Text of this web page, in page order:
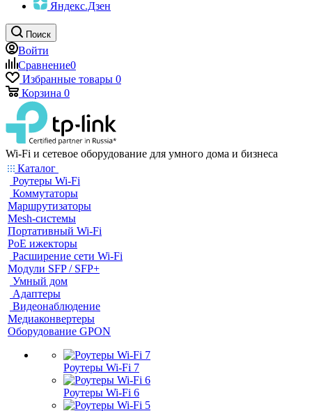
Яндекс.Дзен
Поиск
Войти
Сравнение0
Избранные товары 0
Корзина 0
Wi-Fi и сетевое оборудование для умного дома и бизнеса
Каталог
Роутеры Wi-Fi
Коммутаторы
Маршрутизаторы
Mesh-системы
Портативный Wi-Fi
PoE ижекторы
Расширение сети Wi‑Fi
Модули SFP / SFP+
Умный дом
Адаптеры
Видеонаблюдение
Медиаконвертеры
Оборудование GPON
Роутеры Wi-Fi 7
Роутеры Wi-Fi 6